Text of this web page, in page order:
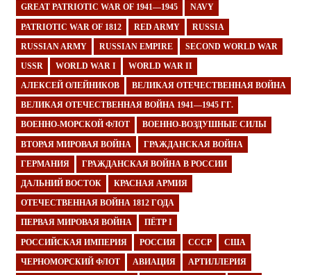
GREAT PATRIOTIC WAR OF 1941—1945 NAVY
PATRIOTIC WAR OF 1812 RED ARMY RUSSIA
RUSSIAN ARMY RUSSIAN EMPIRE SECOND WORLD WAR
USSR WORLD WAR I WORLD WAR II
АЛЕКСЕЙ ОЛЕЙНИКОВ ВЕЛИКАЯ ОТЕЧЕСТВЕННАЯ ВОЙНА
ВЕЛИКАЯ ОТЕЧЕСТВЕННАЯ ВОЙНА 1941—1945 ГГ.
ВОЕННО-МОРСКОЙ ФЛОТ ВОЕННО-ВОЗДУШНЫЕ СИЛЫ
ВТОРАЯ МИРОВАЯ ВОЙНА ГРАЖДАНСКАЯ ВОЙНА
ГЕРМАНИЯ ГРАЖДАНСКАЯ ВОЙНА В РОССИИ
ДАЛЬНИЙ ВОСТОК КРАСНАЯ АРМИЯ
ОТЕЧЕСТВЕННАЯ ВОЙНА 1812 ГОДА
ПЕРВАЯ МИРОВАЯ ВОЙНА ПЁТР I
РОССИЙСКАЯ ИМПЕРИЯ РОССИЯ СССР США
ЧЕРНОМОРСКИЙ ФЛОТ АВИАЦИЯ АРТИЛЛЕРИЯ